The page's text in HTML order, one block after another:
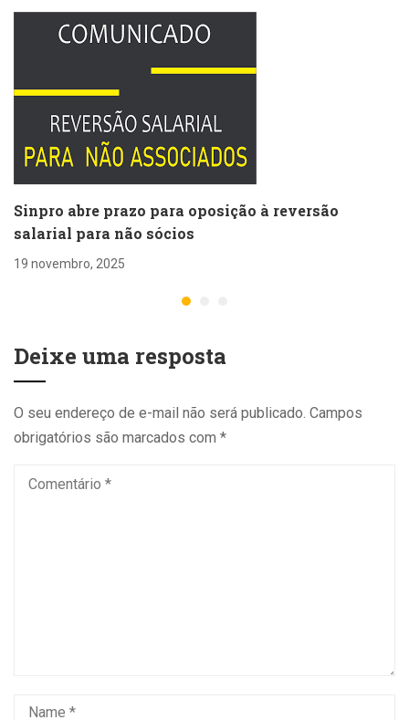
Sinpro abre prazo para oposição à reversão
salarial para não sócios
19 novembro, 2025
Deixe uma resposta
O seu endereço de e-mail não será publicado. Campos
obrigatórios são marcados com *